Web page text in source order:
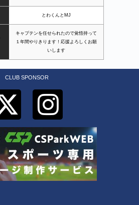
とわくんとMJ
キャプテンを任せられたので覚悟持って
１年間やりきります！応援よろしくお願
いします
CLUB SPONSOR